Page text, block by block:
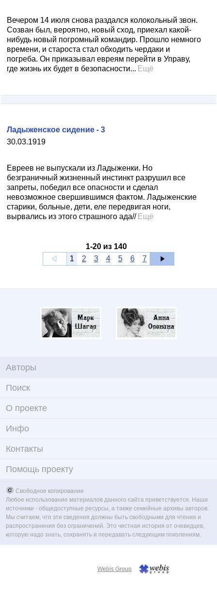
Вечером 14 июля снова раздался колокольный звон.
Созван был, вероятно, новый сход, приехал какой-
нибудь новый погромный командир. Прошло немного
времени, и староста стал обходить чердаки и
погреба. Он приказывал евреям перейти в Управу,
где жизнь их будет в безопасности... Ещё
30.03.1919
Ладыженское сидение - 3
Евреев не выпускали из Ладыженки. Но
безграничный жизненный инстинкт разрушил все
запреты, победил все опасности и сделал
невозможное свершившимся фактом. Ладыженские
старики, больные, дети, еле передвигая ноги,
вырвались из этого страшного ада// Ещё
1-20из 140
1
2 3 4 5 6 7
Авторы
Поиск
О проекте
Инфо
Контакты
Помощь проекту
Свободное копирование
Любое использование материалов данного сайта приветствуется. Наши
источники - общедоступные ресурсы, а также семейные архивы авторов.
Мы считаем, что эти сведения должны быть свободными для чтения и
распространения без ограничений. Это честная история от очевидцев,
которую надо знать, сохранять и передавать следующим поколениям.
Webis Group